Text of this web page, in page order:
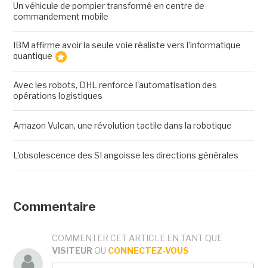
Un véhicule de pompier transformé en centre de
commandement mobile
IBM affirme avoir la seule voie réaliste vers l'informatique
quantique
Avec les robots, DHL renforce l'automatisation des
opérations logistiques
Amazon Vulcan, une révolution tactile dans la robotique
L'obsolescence des SI angoisse les directions générales
Commentaire
COMMENTER CET ARTICLE EN TANT QUE
VISITEUR OU CONNECTEZ-VOUS